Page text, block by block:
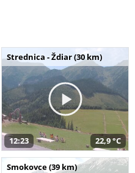
Strednica - Ždiar (30 km)
12:23 22,9 °C
Smokovce (39 km)